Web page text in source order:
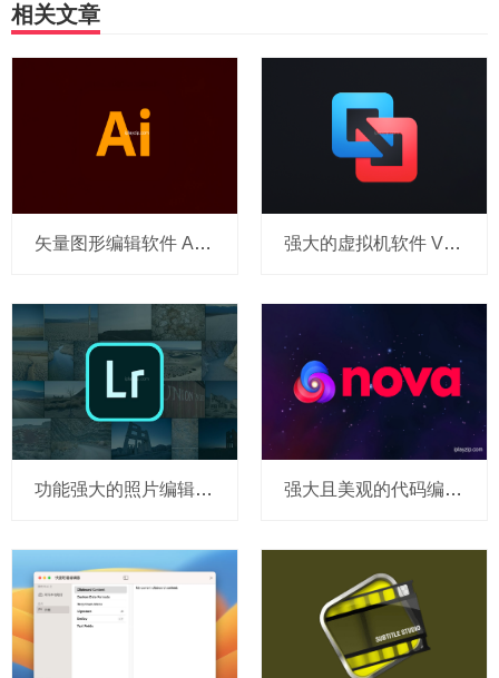
相关文章
矢量图形编辑软件 Adobe Illustrator 2025 v29.4.0 破解版 强大的虚拟机软件 VMware Fusion Pro 26H1-25388279 免费版
功能强大的照片编辑与管理工具 Adobe Lightroom Classic v14.1.1 破解版 强大且美观的代码编辑器 Nova v12.4 TNT 破解版